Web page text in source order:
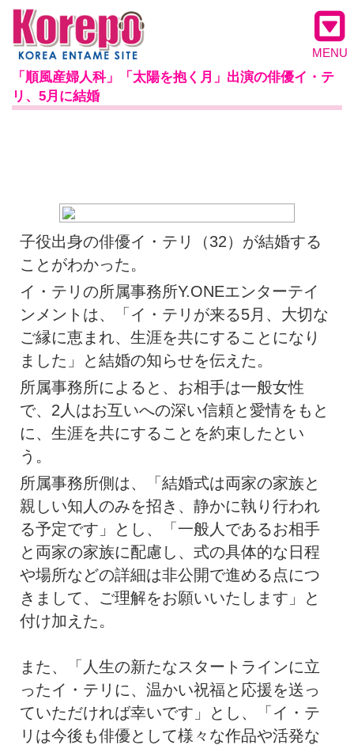
MENU
「順風産婦人科」「太陽を抱く月」出演の俳優イ・テ
リ、5月に結婚
子役出身の俳優イ・テリ（32）が結婚する
ことがわかった。
イ・テリの所属事務所Y.ONEエンターテイ
ンメントは、「イ・テリが来る5月、大切な
ご縁に恵まれ、生涯を共にすることになり
ました」と結婚の知らせを伝えた。
所属事務所によると、お相手は一般女性
で、2人はお互いへの深い信頼と愛情をもと
に、生涯を共にすることを約束したとい
う。
所属事務所側は、「結婚式は両家の家族と
親しい知人のみを招き、静かに執り行われ
る予定です」とし、「一般人であるお相手
と両家の家族に配慮し、式の具体的な日程
や場所などの詳細は非公開で進める点につ
きまして、ご理解をお願いいたします」と
付け加えた。
また、「人生の新たなスタートラインに立
ったイ・テリに、温かい祝福と応援を送っ
ていただければ幸いです」とし、「イ・テ
リは今後も俳優として様々な作品や活発な